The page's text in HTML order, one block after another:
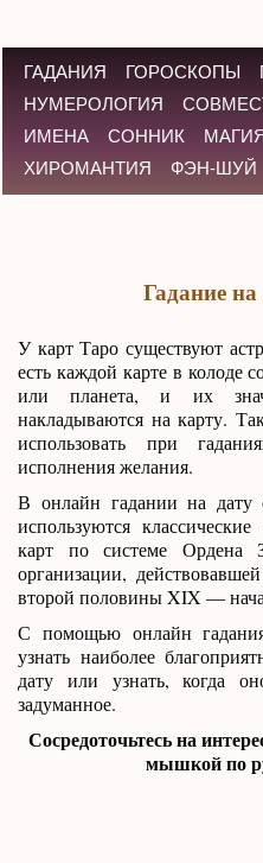
ГАДАНИЯ ГОРОСКОПЫ
НУМЕРОЛОГИЯ
ИМЕНА
СОННИК
ХИРОМАНТИЯ
ФЭН-ШУЙ
Гадание
У карт Таро существуют
есть каждой карте в колоде
или планета, и их
накладываются на карту.
использовать при
исполнения желания.
В онлайн гадании на дату
используются классические
карт по системе Ордена
организации,
второй половины XIX —
С помощью онлайн
узнать наиболее
дату или узнать, когда
задуманное.
Сосредоточьтесь на
мышкой по